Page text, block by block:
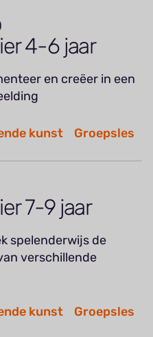
4-6 jaar
en creëer in een
kunst Groepsles
7-9 jaar
spelenderwijs de
verschillende
kunst Groepsles